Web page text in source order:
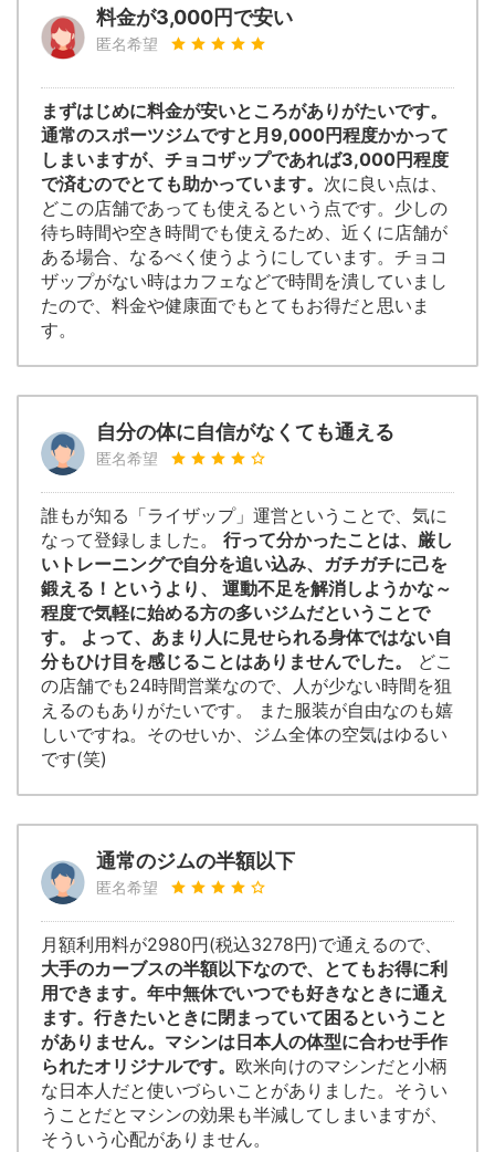
料金が3,000円で安い
匿名希望
まずはじめに料金が安いところがありがたいです。
通常のスポーツジムですと月9,000円程度かかって
しまいますが、チョコザップであれば3,000円程度
で済むのでとても助かっています。 次に良い点は、
どこの店舗であっても使えるという点です。少しの
待ち時間や空き時間でも使えるため、近くに店舗が
ある場合、なるべく使うようにしています。チョコ
ザップがない時はカフェなどで時間を潰していまし
たので、料金や健康面でもとてもお得だと思いま
す。
自分の体に自信がなくても通える
匿名希望
誰もが知る「ライザップ」運営ということで、気に
なって登録しました。 行って分かったことは、厳し
いトレーニングで自分を追い込み、ガチガチに己を
鍛える！というより、 運動不足を解消しようかな～
程度で気軽に始める方の多いジムだということで
す。 よって、あまり人に見せられる身体ではない自
分もひけ目を感じることはありませんでした。
どこ
の店舗でも24時間営業なので、人が少ない時間を狙
えるのもありがたいです。 また服装が自由なのも嬉
しいですね。そのせいか、ジム全体の空気はゆるい
です(笑)
通常のジムの半額以下
匿名希望
月額利用料が2980円(税込3278円)で通えるので、
大手のカーブスの半額以下なので、とてもお得に利
用できます。年中無休でいつでも好きなときに通え
ます。行きたいときに閉まっていて困るということ
がありません。マシンは日本人の体型に合わせ手作
られたオリジナルです。 欧米向けのマシンだと小柄
な日本人だと使いづらいことがありました。そうい
うことだとマシンの効果も半減してしまいますが、
そういう心配がありません。